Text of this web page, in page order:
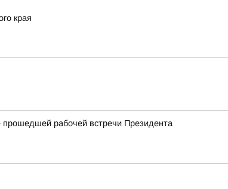
края
рабочей встречи Президента